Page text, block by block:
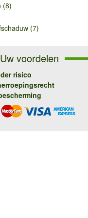
(8)
(7)
Uw voordelen
risico